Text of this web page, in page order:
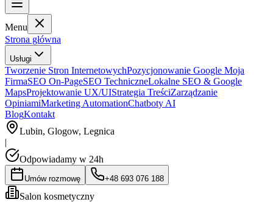
Menu
Strona główna
Usługi
Tworzenie Stron InternetowychPozycjonowanie Google Moja
FirmaSEO On-PageSEO TechniczneLokalne SEO & Google
MapsProjektowanie UX/UIStrategia TreściZarządzanie
OpiniamiMarketing AutomationChatboty AI
BlogKontakt
Lubin, Glogow, Legnica
|
Odpowiadamy w 24h
Umów rozmowę +48 693 076 188
Salon kosmetyczny